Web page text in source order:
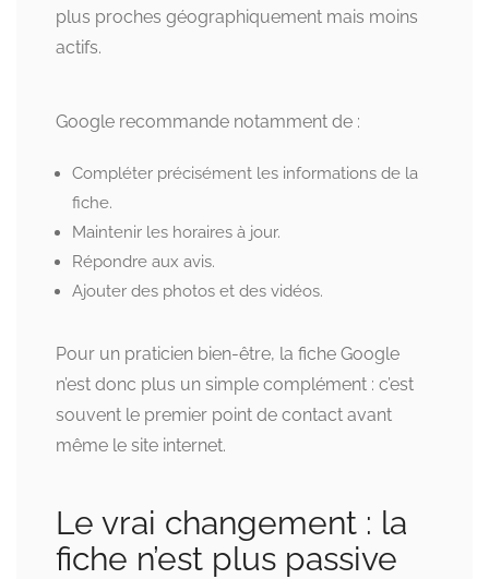
plus proches géographiquement mais moins
actifs.
Google recommande notamment de :
Compléter précisément les informations de la
fiche.
Maintenir les horaires à jour.
Répondre aux avis.
Ajouter des photos et des vidéos.
Pour un praticien bien-être, la fiche Google
n’est donc plus un simple complément : c’est
souvent le premier point de contact avant
même le site internet.
Le vrai changement : la
fiche n’est plus passive